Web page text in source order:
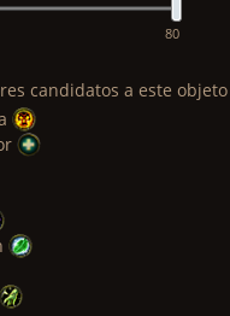
80
candidatos a este